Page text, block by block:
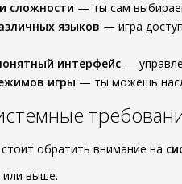
сложности — ты сам
языков — игра
интерфейс —
игры — ты можешь
обратить внимание на
выше.